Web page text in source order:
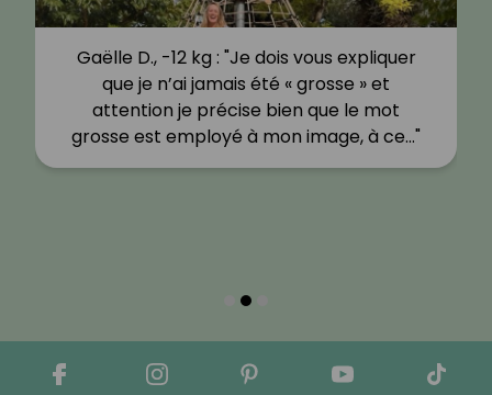
Gaëlle D., -12 kg : "Je dois vous expliquer
que je n’ai jamais été « grosse » et
attention je précise bien que le mot
grosse est employé à mon image, à ce…"